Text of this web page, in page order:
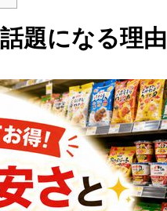
題になる理由